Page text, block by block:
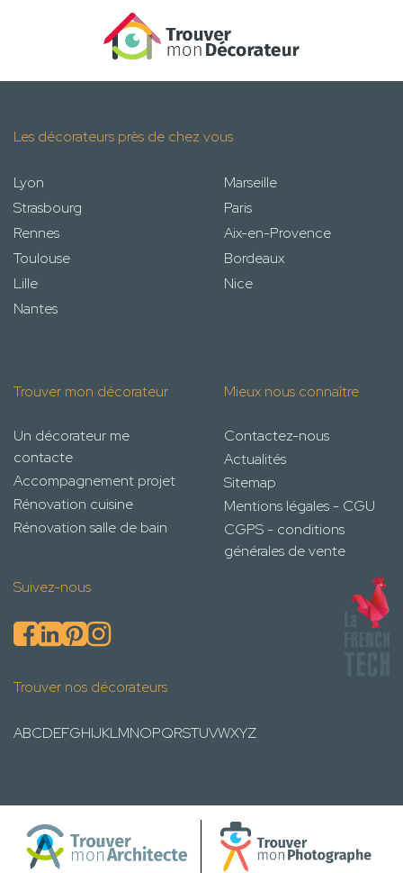
Les décorateurs près de chez vous
Lyon
Marseille
Strasbourg
Paris
Rennes
Aix-en-Provence
Toulouse
Bordeaux
Lille
Nice
Nantes
Trouver mon décorateur
Un décorateur me
contacte
Accompagnement projet
Rénovation cuisine
Rénovation salle de bain
Mieux nous connaître
Contactez-nous
Actualités
Sitemap
Mentions légales - CGU
CGPS - conditions
générales de vente
Suivez-nous
Trouver nos décorateurs
ABCDEFGHIJKLMNOPQRSTUVWXYZ